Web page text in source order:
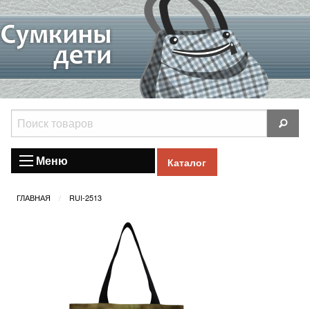
Меню Каталог
ГЛАВНАЯ RUI-2513